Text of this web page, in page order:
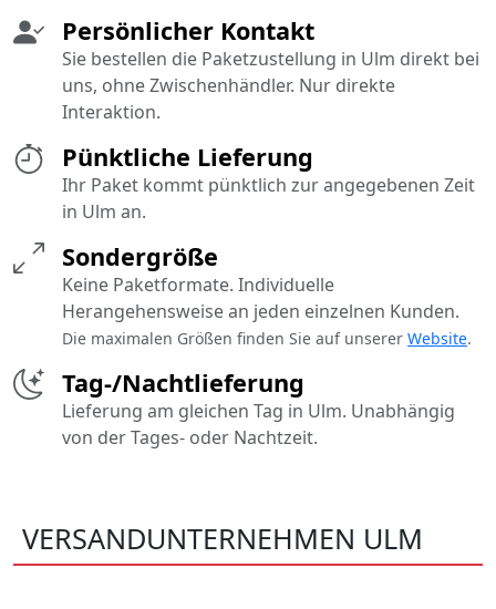
Pünktliche Lieferung
Ihr Paket kommt pünktlich zur angegebenen Zeit
in Ulm an.
Tag-/Nachtlieferung
Lieferung am gleichen Tag in Ulm. Unabhängig
von der Tages- oder Nachtzeit.
Persönlicher Kontakt
Sie bestellen die Paketzustellung in Ulm direkt bei
uns, ohne Zwischenhändler. Nur direkte
Interaktion.
Sondergröße
Keine Paketformate. Individuelle
Herangehensweise an jeden einzelnen Kunden.
Die maximalen Größen finden Sie auf unserer Website.
VERSANDUNTERNEHMEN ULM